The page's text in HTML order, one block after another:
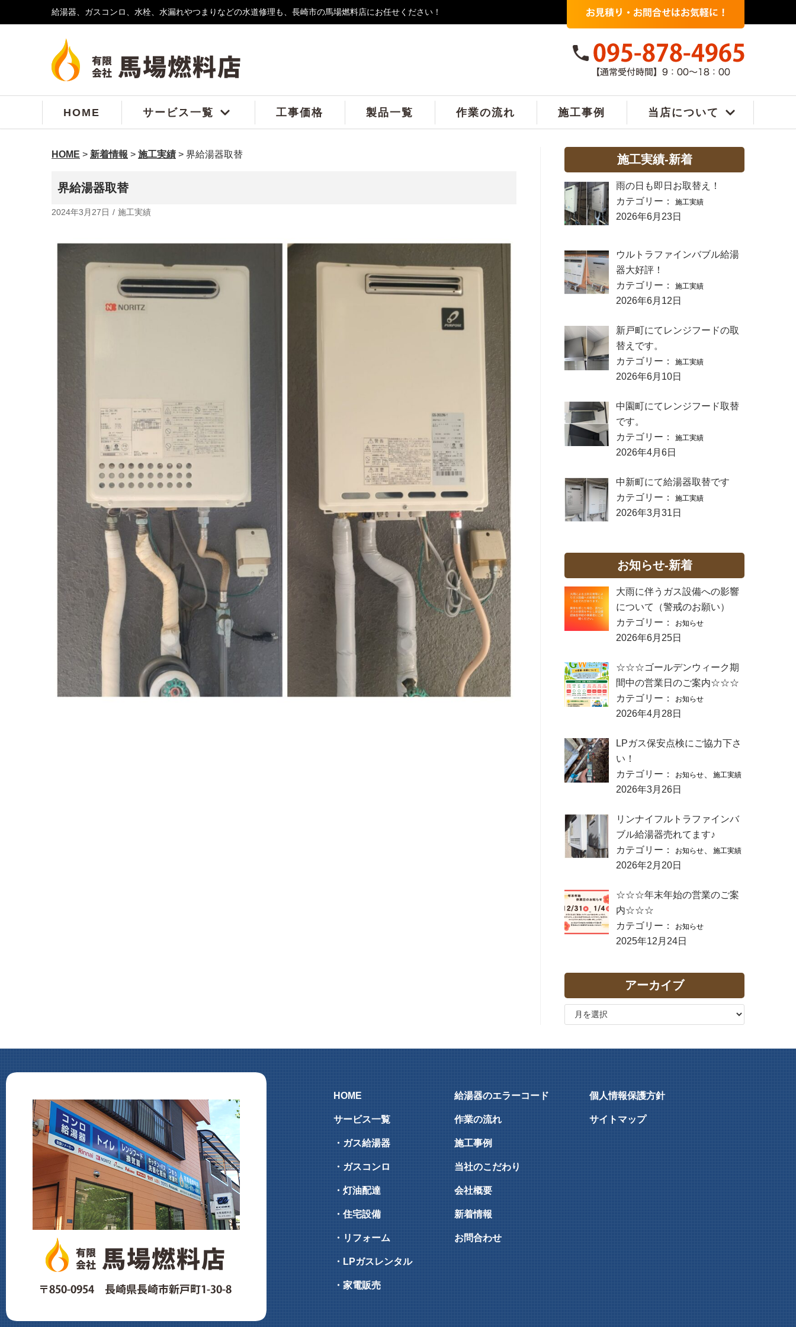
給湯器、ガスコンロ、水栓、水漏れやつまりなどの水道修理も、長崎市の馬場燃料店にお任せください！
HOME サービス一覧 工事価格 製品一覧 作業の流れ 施工事例 当店について
HOME > 新着情報 > 施工実績 > 界給湯器取替
界給湯器取替
2024年3月27日 施工実績
施工実績-新着
雨の日も即日お取替え！
カテゴリー：
施工実績
2026年6月23日
ウルトラファインバブル給湯
器大好評！
カテゴリー：
施工実績
2026年6月12日
新戸町にてレンジフードの取
替えです。
カテゴリー：
施工実績
2026年6月10日
中園町にてレンジフード取替
です。
カテゴリー：
施工実績
2026年4月6日
中新町にて給湯器取替です
カテゴリー：
施工実績
2026年3月31日
お知らせ-新着
大雨に伴うガス設備への影響
について（警戒のお願い）
カテゴリー：
お知らせ
2026年6月25日
☆☆☆ゴールデンウィーク期
間中の営業日のご案内☆☆☆
カテゴリー：
お知らせ
2026年4月28日
LPガス保安点検にご協力下さ
い！
カテゴリー：
お知らせ 施工実績
2026年3月26日
リンナイフルトラファインバ
ブル給湯器売れてます♪
カテゴリー：
お知らせ 施工実績
2026年2月20日
☆☆☆年末年始の営業のご案
内☆☆☆
カテゴリー：
お知らせ
2025年12月24日
アーカイブ
HOME
サービス一覧
・ガス給湯器
・ガスコンロ
・灯油配達
・住宅設備
・リフォーム
・LPガスレンタル
・家電販売
給湯器のエラーコード
作業の流れ
施工事例
当社のこだわり
会社概要
新着情報
お問合わせ
個人情報保護方針
サイトマップ